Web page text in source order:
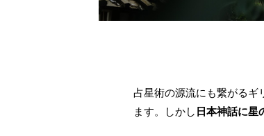
占星術の源流にも繋がるギ
ます。しかし 日本神話に星